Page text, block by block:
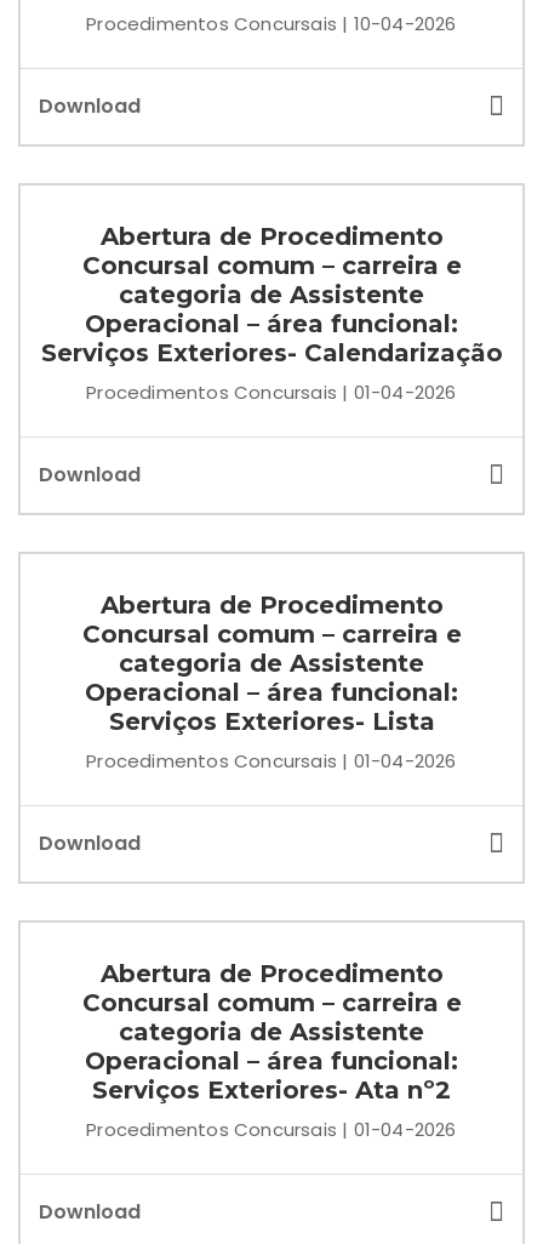
Procedimentos Concursais | 10-04-2026
Download
Abertura de Procedimento
Concursal comum – carreira e
categoria de Assistente
Operacional – área funcional:
Serviços Exteriores- Calendarização
Procedimentos Concursais | 01-04-2026
Download
Abertura de Procedimento
Concursal comum – carreira e
categoria de Assistente
Operacional – área funcional:
Serviços Exteriores- Lista
Procedimentos Concursais | 01-04-2026
Download
Abertura de Procedimento
Concursal comum – carreira e
categoria de Assistente
Operacional – área funcional:
Serviços Exteriores- Ata nº2
Procedimentos Concursais | 01-04-2026
Download